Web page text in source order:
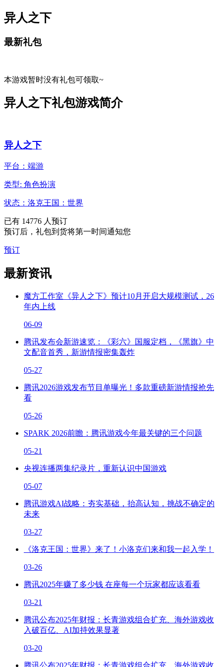
异人之下
最新礼包
本游戏暂时没有礼包可领取~
异人之下礼包游戏简介
异人之下
平台：端游
类型: 角色扮演
状态：洛克王国：世界
已有 14776 人预订
预订后，礼包到货将第一时间通知您
预订
最新资讯
魔方工作室《异人之下》预计10月开启大规模测试，26
年内上线
06-09
腾讯发布会新游速览：《彩六》国服定档，《黑旗》中
文配音首秀，新游情报密集轰炸
05-27
腾讯2026游戏发布节目单曝光！多款重磅新游情报抢先
看
05-26
SPARK 2026前瞻：腾讯游戏今年最关键的三个问题
05-21
央视连播两集纪录片，重新认识中国游戏
05-07
腾讯游戏AI战略：夯实基础，抬高认知，挑战不确定的
未来
03-27
《洛克王国：世界》来了！小洛克们来和我一起入学！
03-26
腾讯2025年赚了多少钱 在座每一个玩家都应该看看
03-21
腾讯公布2025年财报：长青游戏组合扩充、海外游戏收
入破百亿、AI加持效果显著
03-20
腾讯公布2025年财报：长青游戏组合扩充、海外游戏收